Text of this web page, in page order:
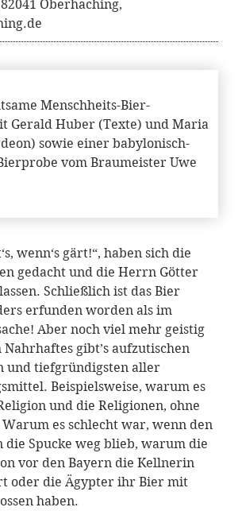
Oberhaching,
Menschheits-Bier-
Gerald Huber (Texte) und Maria
sowie einer babylonisch-
vom Braumeister Uwe
wenn‘s gärt!“, haben sich die
gedacht und die Herrn Götter
Schließlich ist das Bier
erfunden worden als im
Aber noch viel mehr geistig
gibt’s aufzutischen
und tiefgründigsten aller
Beispielsweise, warum es
und die Religionen, ohne
es schlecht war, wenn den
die Spucke weg blieb, warum die
vor den Bayern die Kellnerin
oder die Ägypter ihr Bier mit
haben.